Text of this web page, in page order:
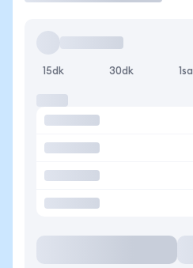
15dk 30dk 1sa